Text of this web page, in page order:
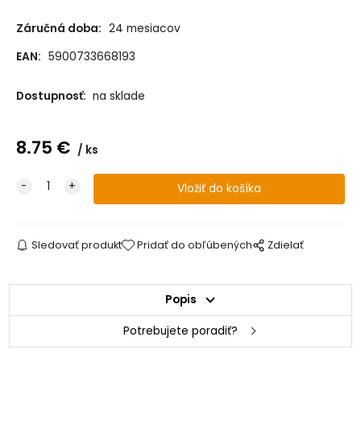
Záručná doba: 24 mesiacov
EAN: 5900733668193
Dostupnosť: na sklade
8.75 € ks
Sledovať produkt Pridať do obľúbených Zdielať
Popis
Potrebujete poradiť?